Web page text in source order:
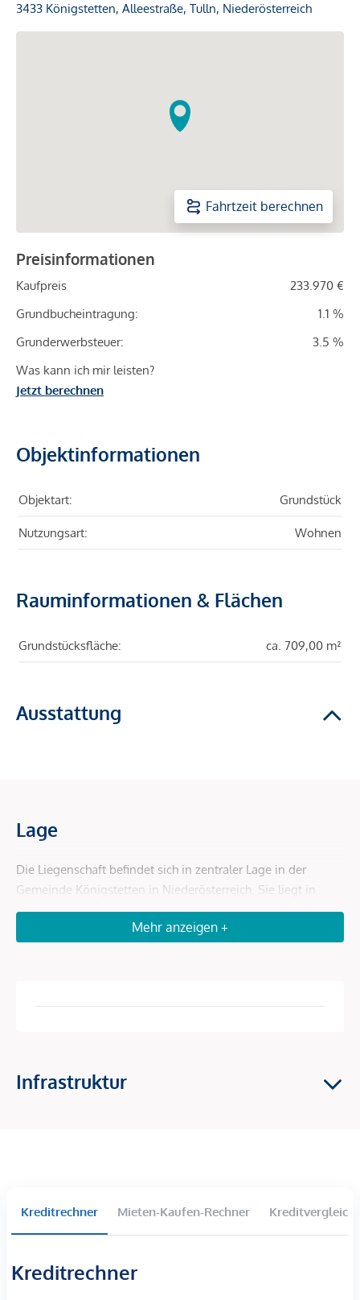
3433 Königstetten, Alleestraße, Tulln, Niederösterreich
Fahrtzeit berechnen
Preisinformationen
Kaufpreis
233.970 €
Grundbucheintragung:
1.1 %
Grunderwerbsteuer:
3.5 %
Was kann ich mir leisten?
Jetzt berechnen
Objektinformationen
Objektart: Grundstück
Nutzungsart: Wohnen
Rauminformationen & Flächen
Grundstücksfläche: ca. 709,00 m²
Ausstattung
Lage
Die Liegenschaft befindet sich in zentraler Lage in der
Gemeinde Königstetten in Niederösterreich. Sie liegt in
unmittelbarer Nähe zum Hauptplatz, der das Zentrum des
Ortes bildet. Dadurch sind sämtliche infrastrukturelle
Beschreibung *
Die Liegenschaft bietet ausreichend Platz, um Ihre
gut angebunden – so präsentiert sich Königstetten, idyllisch
am Rande des Wienerwalds gelegen. Die Marktgemeinde
Mehr anzeigen +
Infrastruktur
Kreditrechner Mieten-Kaufen-Rechner Kreditvergleich
Kreditrechner